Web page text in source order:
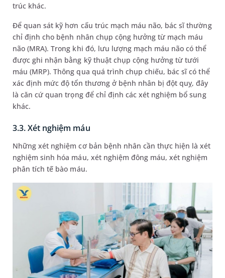
trúc khác.
Để quan sát kỹ hơn cấu trúc mạch máu não, bác sĩ thường
chỉ định cho bệnh nhân chụp cộng hưởng từ mạch máu
não (MRA). Trong khi đó, lưu lượng mạch máu não có thể
được ghi nhận bằng kỹ thuật chụp cộng hưởng từ tưới
máu (MRP). Thông qua quá trình chụp chiếu, bác sĩ có thể
xác định mức độ tổn thương ở bệnh nhân bị đột quỵ, đây
là căn cứ quan trọng để chỉ định các xét nghiệm bổ sung
khác.
3.3. Xét nghiệm máu
Những xét nghiệm cơ bản bệnh nhân cần thực hiện là xét
nghiệm sinh hóa máu, xét nghiệm đông máu, xét nghiệm
phân tích tế bào máu.